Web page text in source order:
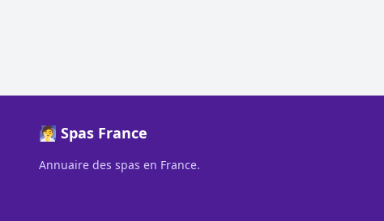
🧖 Spas France
Annuaire des spas en France.